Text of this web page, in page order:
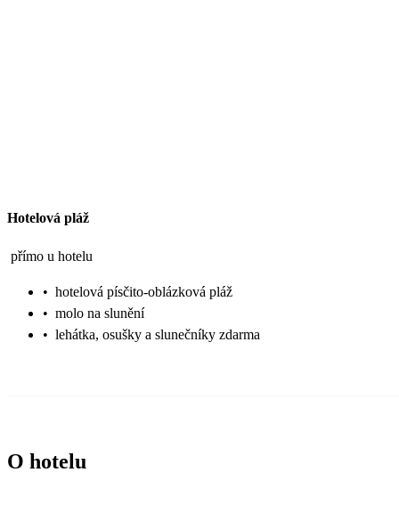
Hotelová pláž
přímo u hotelu
• hotelová písčito-oblázková pláž
• molo na slunění
• lehátka, osušky a slunečníky zdarma
O hotelu